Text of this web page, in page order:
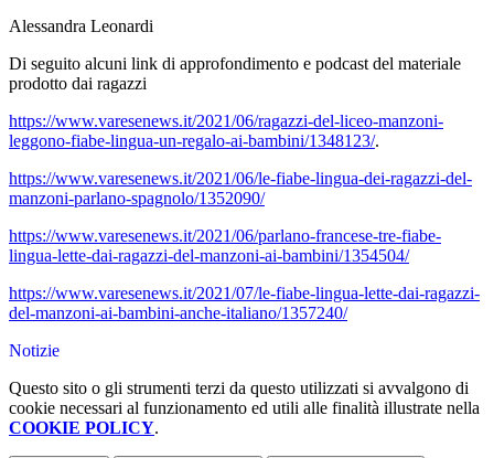
Alessandra Leonardi
Di seguito alcuni link di approfondimento e podcast del materiale
prodotto dai ragazzi
https://www.varesenews.it/2021/06/ragazzi-del-liceo-manzoni-
leggono-fiabe-lingua-un-regalo-ai-bambini/1348123/.
https://www.varesenews.it/2021/06/le-fiabe-lingua-dei-ragazzi-del-
manzoni-parlano-spagnolo/1352090/
https://www.varesenews.it/2021/06/parlano-francese-tre-fiabe-
lingua-lette-dai-ragazzi-del-manzoni-ai-bambini/1354504/
https://www.varesenews.it/2021/07/le-fiabe-lingua-lette-dai-ragazzi-
del-manzoni-ai-bambini-anche-italiano/1357240/
Notizie
Questo sito o gli strumenti terzi da questo utilizzati si avvalgono di
cookie necessari al funzionamento ed utili alle finalità illustrate nella
COOKIE POLICY.